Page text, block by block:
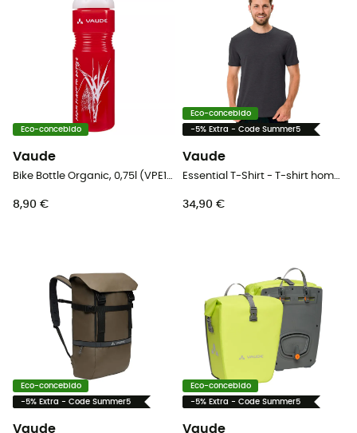
Eco-concebido
Vaude
Bike Bottle Organic, 0,75l (VPE15) - Cantil de água
8,90 €
Eco-concebido
-5% Extra - Code Summer5
Vaude
Essential T-Shirt - T-shirt homem
34,90 €
Eco-concebido
-5% Extra - Code Summer5
Vaude
Eco-concebido
-5% Extra - Code Summer5
Vaude